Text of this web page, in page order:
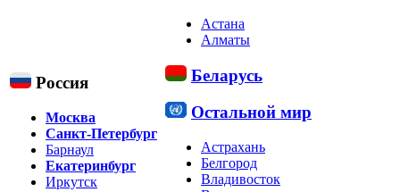
Россия
Москва
Санкт-Петербург
Барнаул
Екатеринбург
Иркутск
Астана
Алматы
Беларусь
Остальной мир
Астрахань
Белгород
Владивосток